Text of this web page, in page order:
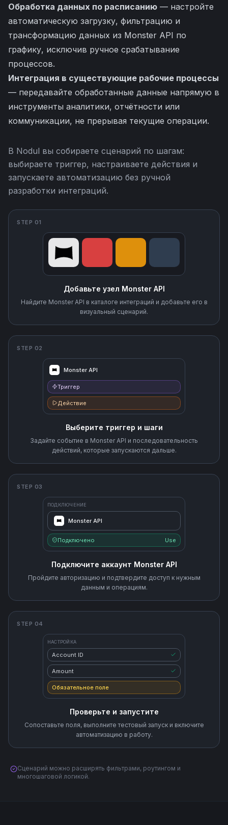
Обработка данных по расписанию — настройте
автоматическую загрузку, фильтрацию и
трансформацию данных из Monster API по
графику, исключив ручное срабатывание
процессов.
Интеграция в существующие рабочие процессы
— передавайте обработанные данные напрямую в
инструменты аналитики, отчётности или
коммуникации, не прерывая текущие операции.
В Nodul вы собираете сценарий по шагам:
выбираете триггер, настраиваете действия и
запускаете автоматизацию без ручной
разработки интеграций.
STEP 01
Добавьте узел Monster API
Найдите Monster API в каталоге интеграций и добавьте его в
визуальный сценарий.
STEP 02
Monster API
Триггер
Действие
Выберите триггер и шаги
Задайте событие в Monster API и последовательность
действий, которые запускаются дальше.
STEP 03
ПОДКЛЮЧЕНИЕ
Monster API
Подключено Use
Подключите аккаунт Monster API
Пройдите авторизацию и подтвердите доступ к нужным
данным и операциям.
STEP 04
НАСТРОЙКА
Account ID
Amount
Обязательное поле
Проверьте и запустите
Сопоставьте поля, выполните тестовый запуск и включите
автоматизацию в работу.
Сценарий можно расширять фильтрами, роутингом и
многошаговой логикой.